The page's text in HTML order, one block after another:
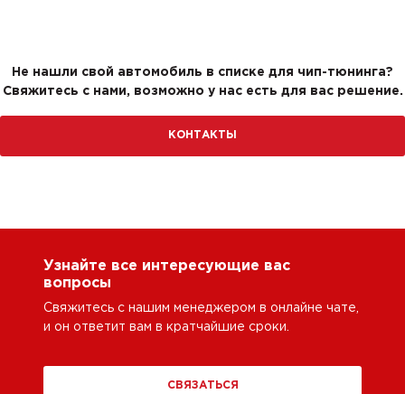
Не нашли свой автомобиль в списке для чип-тюнинга?
Свяжитесь с нами, возможно у нас есть для вас решение.
КОНТАКТЫ
Узнайте все интересующие вас
вопросы
Свяжитесь с нашим менеджером в онлайне чате,
и он ответит вам в кратчайшие сроки.
СВЯЗАТЬСЯ